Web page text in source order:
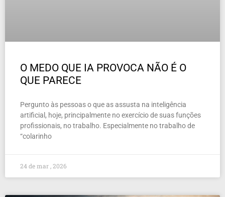
O MEDO QUE IA PROVOCA NÃO É O
QUE PARECE
Pergunto às pessoas o que as assusta na inteligência
artificial, hoje, principalmente no exercício de suas funções
profissionais, no trabalho. Especialmente no trabalho de
“colarinho
24 de mar , 2026